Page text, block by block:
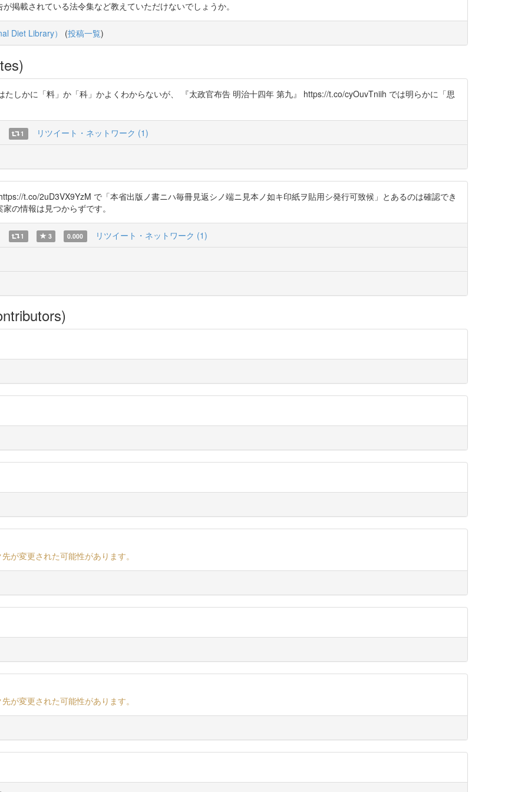
掲載されている法令集など教えていただけないでしょうか。
Diet Library） (投稿一覧)
しかに「料」か「科」かよくわからないが、 『太政官布告 明治十四年 第九』 https://t.co/cyOuvTniih では明らかに「思
1 リツイート・ネットワーク (1)
t.co/2uD3VX9YzM で「本省出版ノ書ニハ毎冊見返シノ端ニ見本ノ如キ印紙ヲ貼用シ発行可致候」とあるのは確認でき
の情報は見つからずです。
1 3 0.000 リツイート・ネットワーク (1)
が変更された可能性があります。
が変更された可能性があります。